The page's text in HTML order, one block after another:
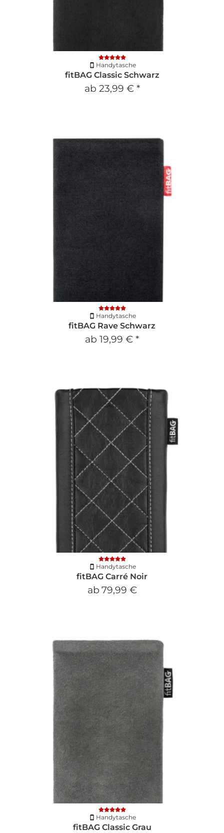
Handytasche
fitBAG Classic Schwarz
ab 23,99 € *
Handytasche
fitBAG Rave Schwarz
ab 19,99 € *
Handytasche
fitBAG Carré Noir
ab 79,99 €
Handytasche
fitBAG Classic Grau